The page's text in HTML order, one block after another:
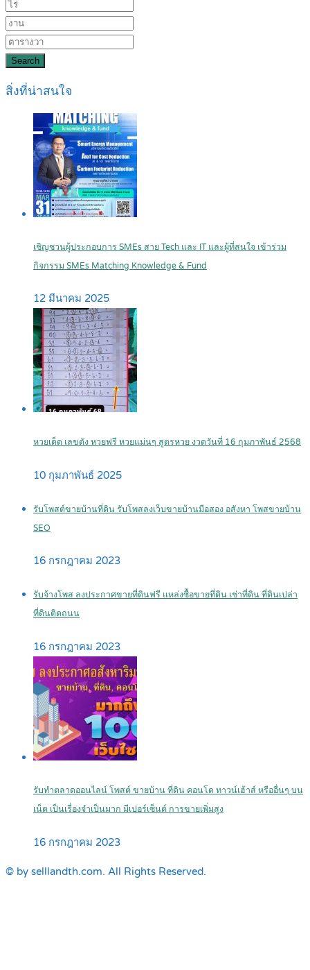
Search
สิ่งที่น่าสนใจ
เชิญชวนผู้ประกอบการ SMEs สาย Tech และ IT และผู้ที่สนใจ เข้าร่วม
กิจกรรม SMEs Matching Knowledge & Fund
12 มีนาคม 2025
หวยเด็ด เลขดัง หวยฟรี หวยแม่นๆ สูตรหวย งวดวันที่ 16 กุมภาพันธ์ 2568
10 กุมภาพันธ์ 2025
รับโพสต์ขายบ้านที่ดิน รับโพสลงเว็บขายบ้านมือสอง อสังหา โพสขายบ้าน
SEO
16 กรกฎาคม 2023
รับจ้างโพส ลงประกาศขายที่ดินฟรี แหล่งซื้อขายที่ดิน เช่าที่ดิน ที่ดินเปล่า
ที่ดินติดถนน
16 กรกฎาคม 2023
รับทำตลาดออนไลน์ โพสต์ ขายบ้าน ที่ดิน คอนโด ทาวน์เฮ้าส์ หรืออื่นๆ บน
เน็ต เป็นเรื่องจำเป็นมาก มีเปอร์เซ็นต์ การขายเพิ่มสูง
16 กรกฎาคม 2023
© by selllandth.com. All Rights Reserved.